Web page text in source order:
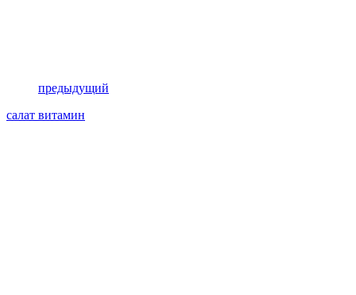
предыдущий
салат витамин